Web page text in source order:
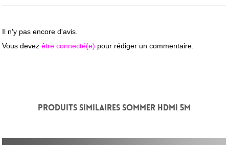
Il n'y pas encore d'avis.
Vous devez être connecté(e) pour rédiger un commentaire.
PRODUITS SIMILAIRES SOMMER HDMI 5M